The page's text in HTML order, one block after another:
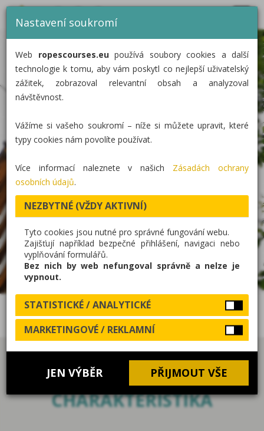
KATEGORIE
KONTAKT
POWERFAN - VOLNÝ PÁD
MÁM ZÁJEM
CHARAKTERISTIKA
Nastavení soukromí
Web ropescourses.eupoužívá soubory cookies a další
technologie k tomu, aby vám poskytl co nejlepší uživatelský
zážitek, zobrazoval relevantní obsah a analyzoval
návštěvnost.
Vážíme si vašeho soukromí – níže si můžete upravit, které
typy cookies nám povolíte používat.
Více informací naleznete v našich Zásadách ochrany
osobních údajů.
NEZBYTNÉ (VŽDY AKTIVNÍ)
Tyto cookies jsou nutné pro správné fungování webu.
Zajišťují například bezpečné přihlášení, navigaci nebo
vyplňování formulářů.
Bez nich by web nefungoval správně a nelze je
vypnout.
STATISTICKÉ / ANALYTICKÉ
MARKETINGOVÉ / REKLAMNÍ
JEN VÝBĚR PŘIJMOUT VŠE